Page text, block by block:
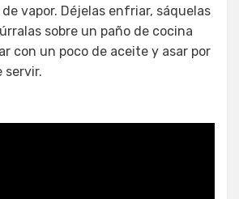
de vapor. Déjelas enfriar, sáquelas
sobre un paño de cocina
con un poco de aceite y asar por
servir.